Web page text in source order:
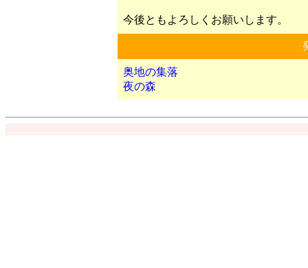
今後ともよろしくお願いします。
奥地の集落
夜の森